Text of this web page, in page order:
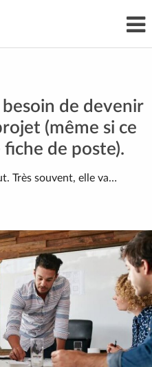
de devenir
(même si ce
fiche de poste).
Très souvent, elle va…